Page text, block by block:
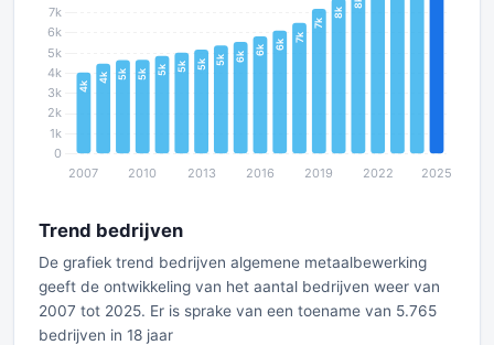
Trend bedrijven
De grafiek trend bedrijven algemene metaalbewerking
geeft de ontwikkeling van het aantal bedrijven weer van
2007 tot 2025. Er is sprake van een toename van 5.765
bedrijven in 18 jaar